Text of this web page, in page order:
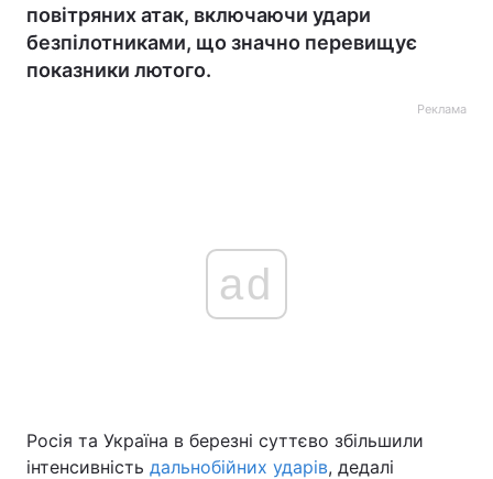
повітряних атак, включаючи удари
безпілотниками, що значно перевищує
показники лютого.
Реклама
ad
Росія та Україна в березні суттєво збільшили
інтенсивність дальнобійних ударів, дедалі